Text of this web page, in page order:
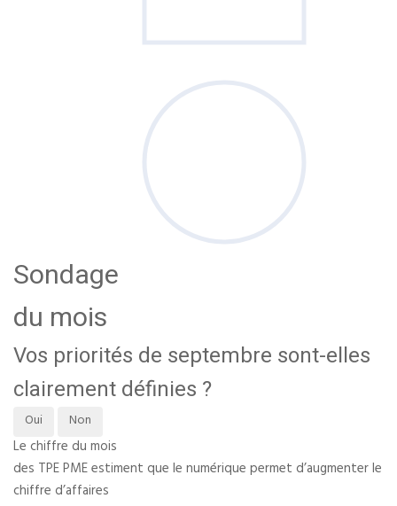
Sondage
du mois
Vos priorités de septembre sont-elles
clairement définies ?
Oui Non
Le chiffre du mois
des TPE PME estiment que le numérique permet d’augmenter le
chiffre d’affaires